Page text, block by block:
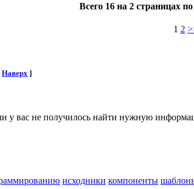
Всего 16 на 2 страницах
1 2
Наверх ]
у вас не получилось найти нужную
исходники компоненты